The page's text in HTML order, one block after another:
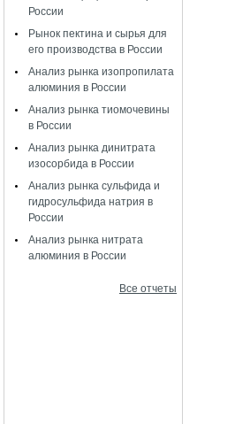
России
Рынок пектина и сырья для
его производства в России
Анализ рынка изопропилата
алюминия в России
Анализ рынка тиомочевины
в России
Анализ рынка динитрата
изосорбида в России
Анализ рынка сульфида и
гидросульфида натрия в
России
Анализ рынка нитрата
алюминия в России
Все отчеты